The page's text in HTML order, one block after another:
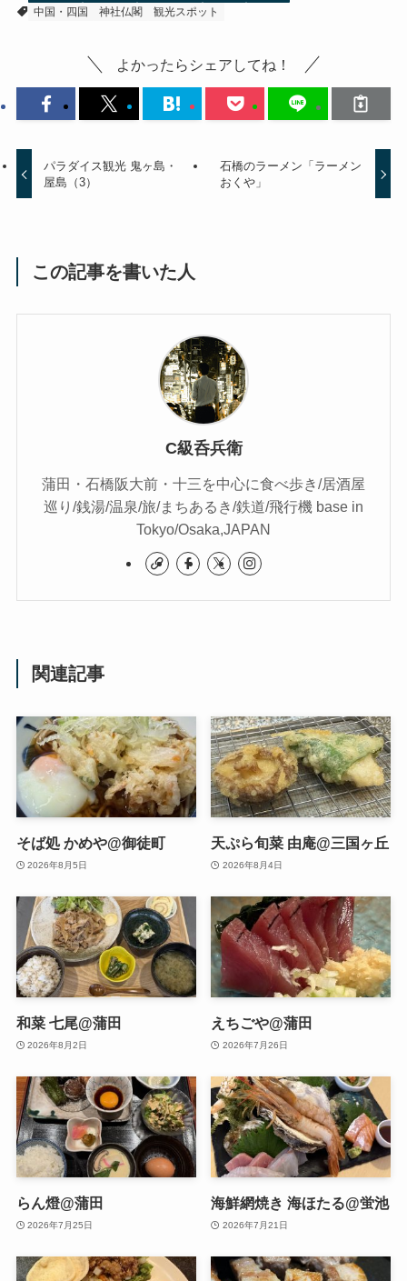
中国・四国 神社仏閣 観光スポット
よかったらシェアしてね！
パラダイス観光 鬼ヶ島・
屋島（3）
石橋のラーメン「ラーメン
おくや」
この記事を書いた人
C級呑兵衛
蒲田・石橋阪大前・十三を中心に食べ歩き/居酒屋
巡り/銭湯/温泉/旅/まちあるき/鉄道/飛行機 base in
Tokyo/Osaka,JAPAN
関連記事
そば処 かめや@御徒町
2026年8月5日
天ぷら旬菜 由庵@三国ヶ丘
2026年8月4日
和菜 七尾@蒲田
2026年8月2日
えちごや@蒲田
2026年7月26日
らん燈@蒲田
2026年7月25日
海鮮網焼き 海ほたる@蛍池
2026年7月21日